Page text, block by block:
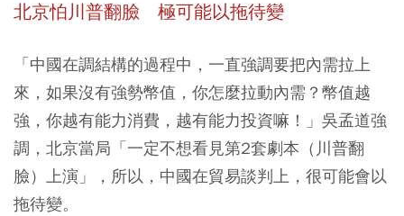
北京怕川普翻臉 極可能以拖待變
「中國在調結構的過程中，一直強調要把內需拉上
來，如果沒有強勢幣值，你怎麼拉動內需？幣值越
強，你越有能力消費，越有能力投資嘛！」吳孟道強
調， 北京當局「一定不想看見第2套劇本（川普翻
臉）上演」，所以，中國在貿易談判上，很可能會以
拖待變。